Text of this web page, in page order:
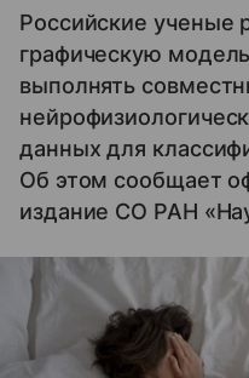
Российские ученые
графическую
выполнять
данных для
Об этом сообщает
издание СО РАН